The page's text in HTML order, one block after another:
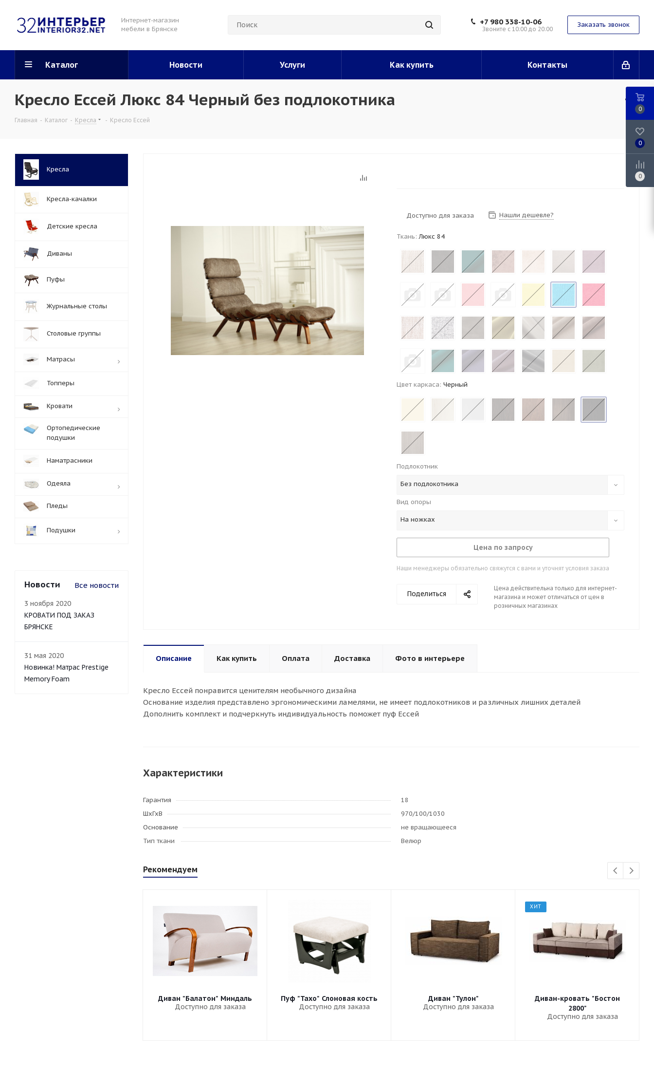
Интернет-магазин
мебели в Брянске
+7 980 338-10-06
Звоните с 10:00 до 20:00
Заказать звонок
Каталог Новости Услуги Как купить Контакты
Кресло Ессей Люкс 84 Черный без подлокотника
Главная - Каталог - Кресла - Кресло Ессей
Доступно для заказа Нашли дешевле?
Ткань: Люкс 84
Цвет каркаса: Черный
Подлокотник
Без подлокотника
Вид опоры
На ножках
Цена по запросу
Наши менеджеры обязательно свяжутся с вами и уточнят условия заказа
Поделиться
Цена действительна только для интернет-
магазина и может отличаться от цен в
розничных магазинах
Описание Как купить Оплата Доставка Фото в интерьере
Кресло Ессей понравится ценителям необычного дизайна
Основание изделия представлено эргономическими ламелями, не имеет подлокотников и различных лишних деталей
Дополнить комплект и подчеркнуть индивидуальность поможет пуф Ессей
Характеристики
Гарантия
18
ШхГхВ
970/100/1030
Основание
не вращающееся
Тип ткани
Велюр
Рекомендуем
Диван "Балатон" Миндаль
Доступно для заказа
Пуф "Тахо" Слоновая кость
Доступно для заказа
Диван "Тулон"
Доступно для заказа
ХИТ
Диван-кровать "Бостон
2800"
Доступно для заказа
Кресла
Кресла-качалки
Детские кресла
Диваны
Пуфы
Журнальные столы
Столовые группы
Матрасы
Топперы
Кровати
Ортопедические
подушки
Наматрасники
Одеяла
Пледы
Подушки
Новости Все новости
3 ноября 2020
КРОВАТИ ПОД ЗАКАЗ
БРЯНСКЕ
31 мая 2020
Новинка! Матрас Prestige
Memory Foam
0
0
0